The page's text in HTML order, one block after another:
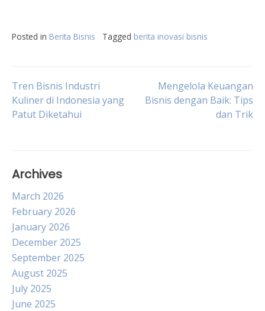
Posted in Berita Bisnis Tagged berita inovasi bisnis
Post
navigation
Tren Bisnis Industri
Kuliner di Indonesia yang
Patut Diketahui
Mengelola Keuangan
Bisnis dengan Baik: Tips
dan Trik
Archives
March 2026
February 2026
January 2026
December 2025
September 2025
August 2025
July 2025
June 2025